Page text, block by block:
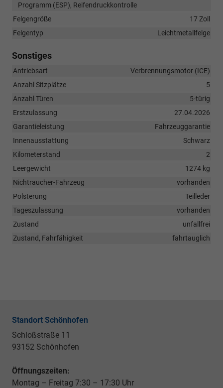
Programm (ESP), Reifendruckkontrolle
Felgengröße
17 Zoll
Felgentyp
Leichtmetallfelge
Sonstiges
Antriebsart
Verbrennungsmotor (ICE)
Anzahl Sitzplätze
5
Anzahl Türen
5-türig
Erstzulassung
27.04.2026
Garantieleistung
Fahrzeuggarantie
Innenausstattung
Schwarz
Kilometerstand
2
Leergewicht
1274 kg
Nichtraucher-Fahrzeug
vorhanden
Polsterung
Teilleder
Tageszulassung
vorhanden
Zustand
unfallfrei
Zustand, Fahrfähigkeit
fahrtauglich
Standort Schönhofen
Schloßstraße 11
93152 Schönhofen
Öffnungszeiten:
Montag – Freitag 7:30 – 17:30 Uhr